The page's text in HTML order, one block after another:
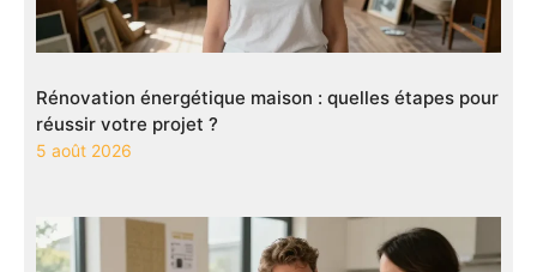
Rénovation énergétique maison : quelles étapes pour
réussir votre projet ?
5 août 2026